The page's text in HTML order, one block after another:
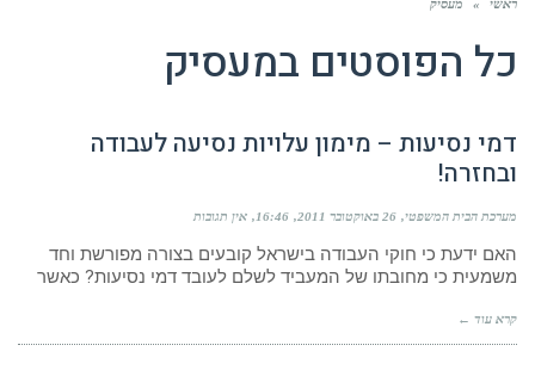
ראשי » מעסיק
כל הפוסטים במעסיק
דמי נסיעות – מימון עלויות נסיעה לעבודה
ובחזרה!
מערכת הבית המשפטי 26 באוקטובר 2011 16:46 אין תגובות
האם ידעת כי חוקי העבודה בישראל קובעים בצורה מפורשת וחד
משמעית כי מחובתו של המעביד לשלם לעובד דמי נסיעות? כאשר
קרא עוד ←